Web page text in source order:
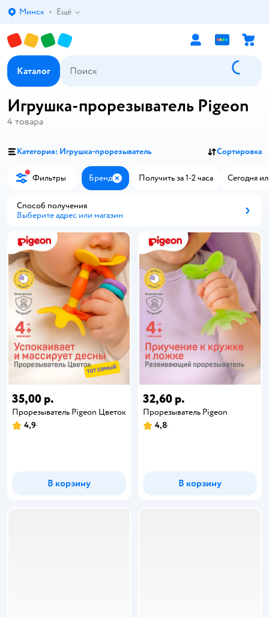
Выбор адреса доставки.
Минск Ещё
Каталог
Игрушка-прорезыватель Pigeon
4 товара
Категория: Игрушка-прорезыватель Сортировка
Фильтры Бренд ЗакрытьПолучить за 1-2 часа Сегодня
Способ получения
Выберите адрес или магазин
35,00 р.
Прорезыватель Pigeon Цветок
4,9
В корзину
32,60 р.
Прорезыватель Pigeon
4,8
В корзину